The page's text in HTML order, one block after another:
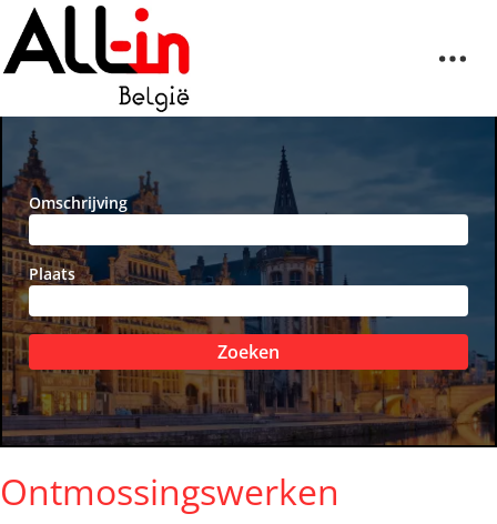
Omschrijving
Plaats
Zoeken
Ontmossingswerken